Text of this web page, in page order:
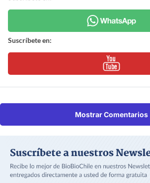
Suscríbete en:
Mostrar Comentarios